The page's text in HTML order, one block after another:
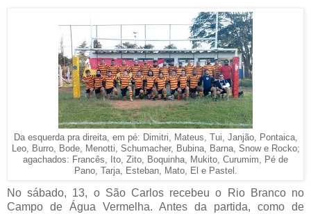
Da esquerda pra direita, em pé: Dimitri, Mateus, Tui, Janjão, Pontaica,
Leo, Burro, Bode, Menotti, Schumacher, Bubina, Barna, Snow e Rocko;
agachados: Francês, Ito, Zito, Boquinha, Mukito, Curumim, Pé de
Pano, Tarja, Esteban, Mato, El e Pastel.
No sábado, 13, o São Carlos recebeu o Rio Branco no
Campo de Água Vermelha. Antes da partida, como de